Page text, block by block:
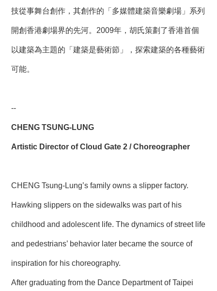
技從事舞台創作，其創作的「多媒體建築音樂劇場」系列
開創香港劇場界的先河。2009年，胡氏策劃了香港首個
以建築為主題的「建築是藝術節」，探索建築的各種藝術
可能。
--
CHENG TSUNG-LUNG
Artistic Director of Cloud Gate 2 / Choreographer
CHENG Tsung-Lung’s family owns a slipper factory.
Hawking slippers on the sidewalks was part of his
childhood and adolescent life. The dynamics of street life
and pedestrians’ behavior later became the source of
inspiration for his choreography.
After graduating from the Dance Department of Taipei